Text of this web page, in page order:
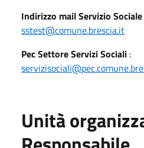
Indirizzo mail Servizio
sstest@comune.brescia.it
Pec Settore Servizi Sociali :
Unità